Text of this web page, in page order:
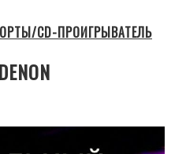
CD-ПРОИГРЫВАТЕЛЬ